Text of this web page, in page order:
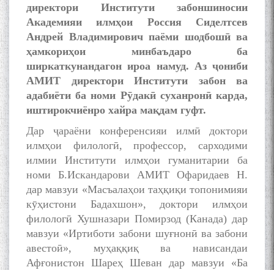
директори Институти забоншиносии
Академияи илмҳои Россия Сиделтсев
Андрей Владимирович паёми шодбошӣ ва
ҳамкориҳои минбаъдаро ба
ширкаткунандагон ироа намуд. Аз ҷониби
АМИТ директори Институти забон ва
адабиёти ба номи Рӯдакӣ суханронӣ карда,
иштирокчиёнро хайра мақдам гуфт.
Дар ҷараёни конференсияи илмӣ доктори
илмҳои филологӣ, профессор, сарходими
илмии Институти илмҳои гуманитарии ба
номи Б.Искандарови АМИТ Офаридаев Н.
дар мавзуи «Масъалаҳои таҳқиқи топонимияи
кӯҳистони Бадахшон», доктори илмҳои
филологӣ Хушназари Помирзод (Канада) дар
мавзуи «Иртиботи забони шуғнонӣ ва забони
авестоӣ», муҳаққиқ ва нависандаи
Афғонистон Шареҳ Шеван дар мавзуи «Ба